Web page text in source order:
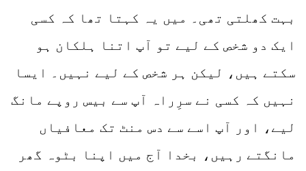
بہت کھلتی تھی۔ میں یہ کہتا تھا کہ کسی
ایک دو شخص کے لیے تو آپ اتنا ہلکان ہو
سکتے ہیں، لیکن ہر شخص کے لیے نہیں۔ ایسا
نہیں کہ کسی نے سرِراہ آپ سے بیس روپے مانگ
لیے، اور آپ اسے سے دس منٹ تک معافیاں
مانگتے رہیں، بخدا آج میں اپنا بٹوہ گھر